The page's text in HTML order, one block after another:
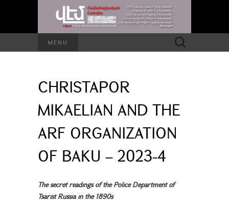
MENU
Search
for:
CHRISTAPOR
MIKAELIAN AND THE
ARF ORGANIZATION
OF BAKU – 2023-4
The secret readings of the Police Department of
Tsarist Russia in the 1890s